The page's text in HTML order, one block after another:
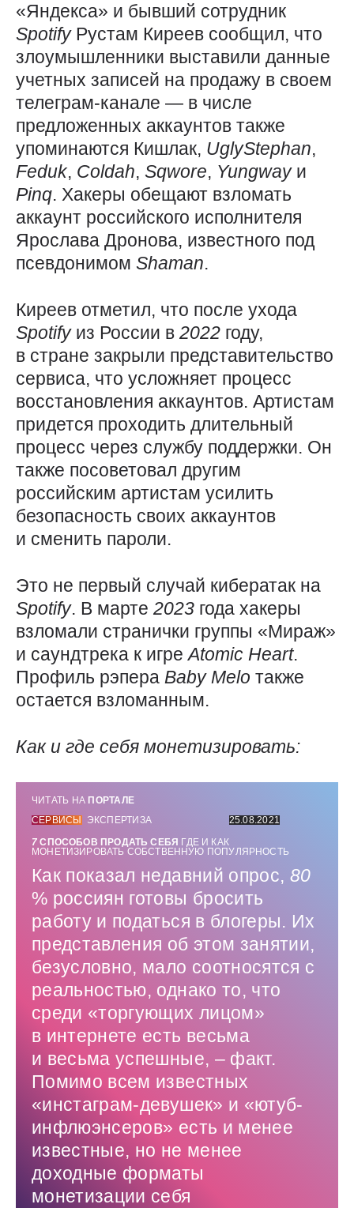
«Яндекса» и бывший сотрудник
Spotify Рустам Киреев сообщил, что
злоумышленники выставили данные
учетных записей на продажу в своем
телеграм-канале — в числе
предложенных аккаунтов также
упоминаются Кишлак, UglyStephan,
Feduk, Coldah, Sqwore, Yungway и
Pinq. Хакеры обещают взломать
аккаунт российского исполнителя
Ярослава Дронова, известного под
псевдонимом Shaman.
Киреев отметил, что после ухода
Spotify из России в 2022 году,
в стране закрыли представительство
сервиса, что усложняет процесс
восстановления аккаунтов. Артистам
придется проходить длительный
процесс через службу поддержки. Он
также посоветовал другим
российским артистам усилить
безопасность своих аккаунтов
и сменить пароли.
Это не первый случай кибератак на
Spotify. В марте 2023 года хакеры
взломали странички группы «Мираж»
и саундтрека к игреAtomic Heart.
Профиль рэпера Baby Melo также
остается взломанным.
Как и где себя монетизировать:
ЧИТАТЬ НА ПОРТАЛЕ
СЕРВИСЫ
ЭКСПЕРТИЗА
25.08.2021
7СПОСОБОВ ПРОДАТЬ СЕБЯ ГДЕ И КАК
МОНЕТИЗИРОВАТЬ СОБСТВЕННУЮ ПОПУЛЯРНОСТЬ
Как показал недавний опрос, 80
% россиян готовы бросить
работу и податься в блогеры. Их
представления об этом занятии,
безусловно, мало соотносятся с
реальностью, однако то, что
среди «торгующих лицом»
в интернете есть весьма
и весьма успешные, – факт.
Помимо всем известных
«инстаграм-девушек» и «ютуб-
инфлюэнсеров» есть и менее
известные, но не менее
доходные форматы
монетизации себя